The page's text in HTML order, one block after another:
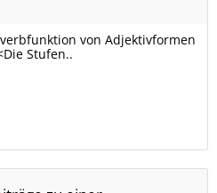
von Adjektivformen
Stufen..